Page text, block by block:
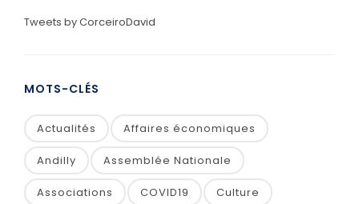
Tweets by CorceiroDavid
MOTS-CLÉS
Actualités Affaires économiques
Andilly Assemblée Nationale
Associations COVID19 Culture